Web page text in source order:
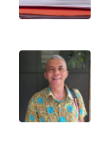
WN
WN
KALBAR